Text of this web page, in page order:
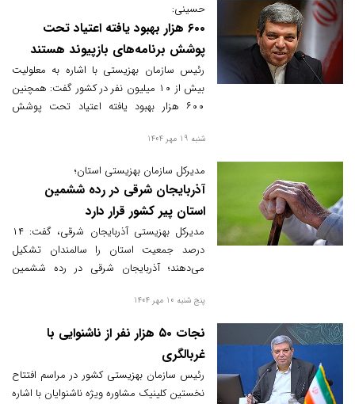
حسینی:
۶۰۰ هزار بهبود یافته اعتیاد تحت
پوشش برنامه‌های بازپیوند هستند
رئیس سازمان بهزیستی با اشاره به معلولیت
بیش از ۱۰ میلیون نفر در کشور گفت: همچنین
۶۰۰ هزار بهبود یافته اعتیاد تحت پوشش
شنبه 19 مهر 1404
مدیرکل سازمان بهزیستی استان؛
آذربایجان شرقی در رده ششمین
استان پیر کشور قرار دارد
مدیرکل بهزیستی آذربایجان شرقی،‌ گفت: ۱۴
درصد جمعیت استان را سالمندان تشکیل
می‌دهند؛ آذربایجان شرقی در رده ششمین
پنج شنبه 10 مهر 1404
نجات ۵۰ هزار نفر از ناشنوایی با
غربالگری
رئیس سازمان بهزیستی کشور در مراسم افتتاح
نخستین کلینیک مشاوره ویژه ناشنوایان با اشاره